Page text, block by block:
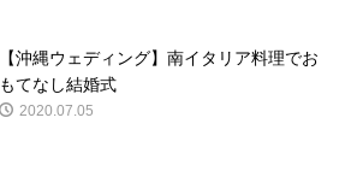
【沖縄ウェディング】南イタリア料理でお
もてなし結婚式
2020.07.05